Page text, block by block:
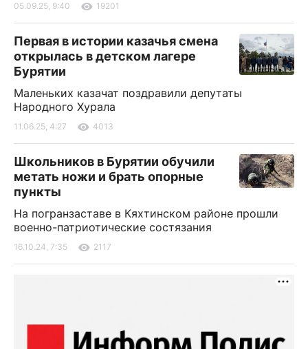
05.09.25, 9:40 19201
Первая в истории казачья смена
открылась в детском лагере
Бурятии
Маленьких казачат поздравили депутаты
Народного Хурала
11.06.25, 4:27 4013
Школьников в Бурятии обучили
метать ножи и брать опорные
пункты
На погранзаставе в Кяхтинском районе прошли
военно-патриотические состязания
16.10.24, 7:35 2117